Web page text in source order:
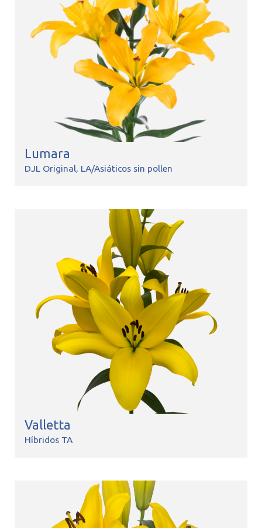
Lumara
DJL Original LA/Asiáticos sin pollen
Valletta
Híbridos TA